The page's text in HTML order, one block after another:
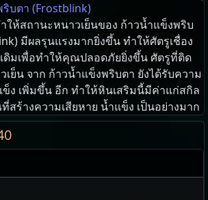
บตา (Frostblink)
ให้สถานะหนาวเย็นของ ก้าวน้ำแข็งพริบ
มีผลรุนแรงมากยิ่งขึ้น ทำให้ศัตรูเชื่อง
ดิมเพื่อทำให้คุณปลอดภัยยิ่งขึ้น ศัตรูที่ติด
เย็น จาก ก้าวน้ำแข็งพริบตา ยังได้รับความ
ข็ง เพิ่มขึ้น อีก ทำให้หินเสริมนี้มีค่าแก่สกิล
ร้างความเสียหาย น้ำแข็ง เป็นอย่างมาก